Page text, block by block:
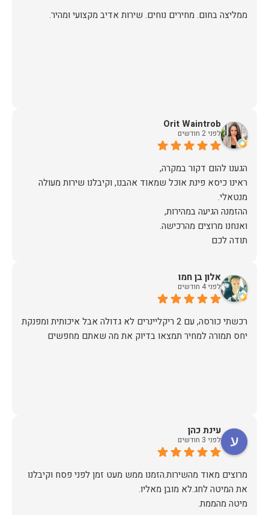
ממליצה בחום. מחירים נוחים. שירות אדיב מקצועי ומהיר.
Orit Waintrob
לפני 2 חודשים
ראינו כיסא פינת אוכל שמאוד אהבנו, וקיבלנו שירות מעולה
תודה לכם
אלון בן חמו
לפני 4 חודשים
יחס תמורה למחיר תמצאו בדיוק את מה שאתם מחפשים
עינת כהן
לפני 3 חודשים
מרוצים מאוד מהשירות.הזמנו ממש מעט זמן לפני פסח וקיבלנו